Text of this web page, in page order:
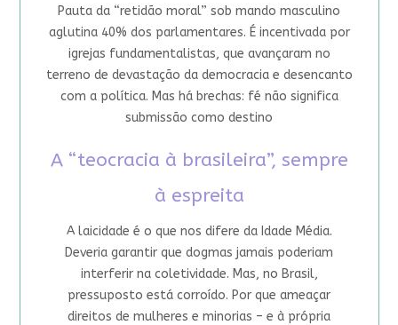
Pauta da “retidão moral” sob mando masculino
aglutina 40% dos parlamentares. É incentivada por
igrejas fundamentalistas, que avançaram no
terreno de devastação da democracia e desencanto
com a política. Mas há brechas: fé não significa
submissão como destino
A “teocracia à brasileira”, sempre
à espreita
A laicidade é o que nos difere da Idade Média.
Deveria garantir que dogmas jamais poderiam
interferir na coletividade. Mas, no Brasil,
pressuposto está corroído. Por que ameaçar
direitos de mulheres e minorias – e à própria